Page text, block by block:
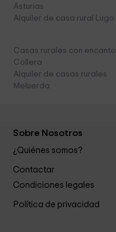
Asturias
Alquiler de casa rural Lugo
Casas rurales con encanto
Collera
Alquiler de casas rurales
Meluerda
Sobre Nosotros
¿Quiénes somos?
Contactar
Condiciones legales
Política de privacidad